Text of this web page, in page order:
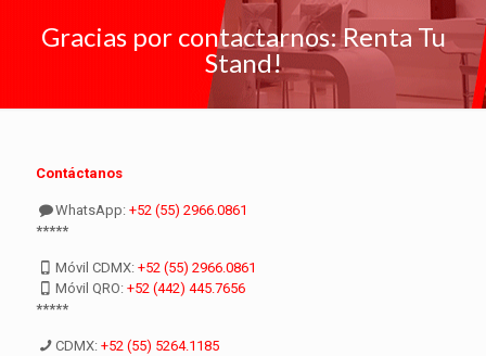
Gracias por contactarnos: Renta Tu
Stand!
Contáctanos
WhatsApp:+52 (55) 2966.0861
*****
Móvil CDMX:+52 (55) 2966.0861
Móvil QRO:+52 (442) 445.7656
*****
CDMX:+52 (55) 5264.1185